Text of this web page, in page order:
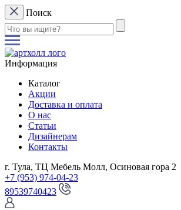
Поиск
Информация
Каталог
Акции
Доставка и оплата
О нас
Статьи
Дизайнерам
Контакты
г. Тула, ТЦ Мебель Молл, Осиновая гора 2
+7 (953) 974-04-23
89539740423